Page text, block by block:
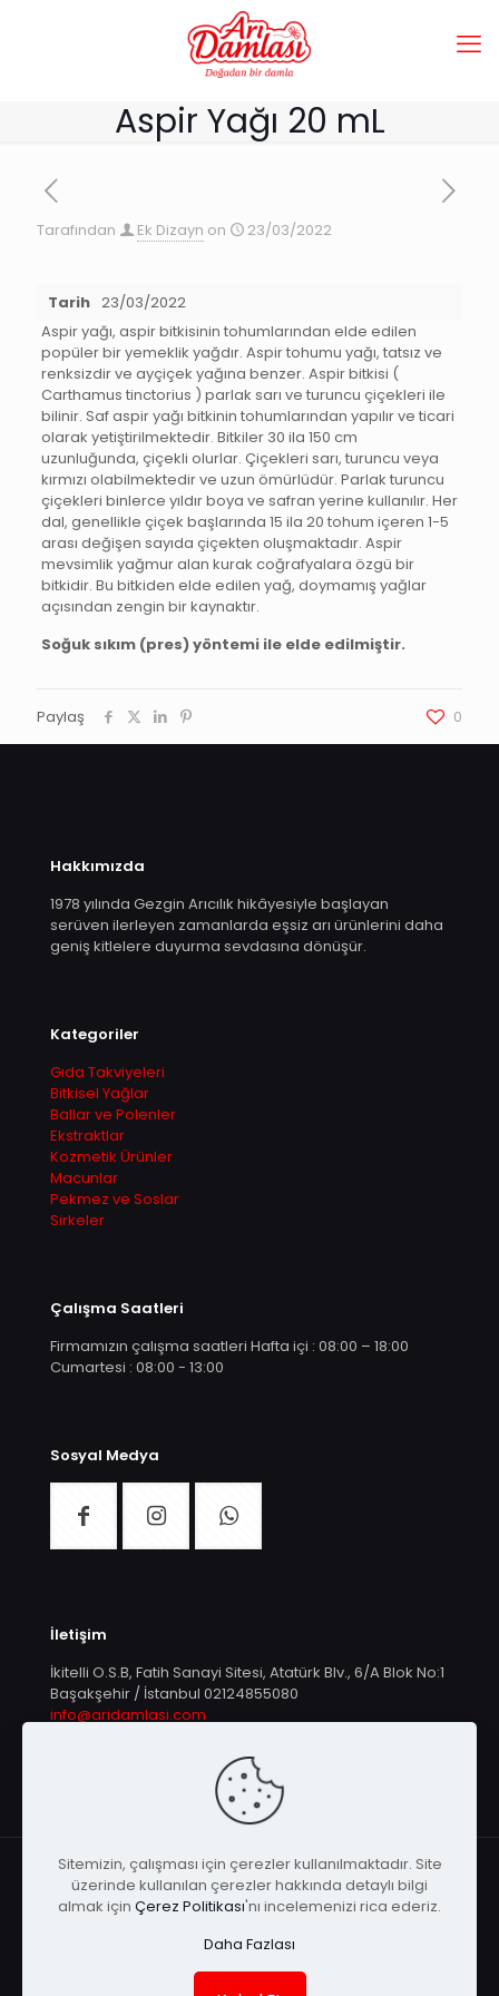
Aspir Yağı 20 mL
Tarafından Ek Dizayn on 23/03/2022
Tarih 23/03/2022
Aspir yağı, aspir bitkisinin tohumlarından elde edilen
popüler bir yemeklik yağdır. Aspir tohumu yağı, tatsız ve
renksizdir ve ayçiçek yağına benzer. Aspir bitkisi (
Carthamus tinctorius ) parlak sarı ve turuncu çiçekleri ile
bilinir. Saf aspir yağı bitkinin tohumlarından yapılır ve ticari
olarak yetiştirilmektedir. Bitkiler 30 ila 150 cm
uzunluğunda, çiçekli olurlar. Çiçekleri sarı, turuncu veya
kırmızı olabilmektedir ve uzun ömürlüdür. Parlak turuncu
çiçekleri binlerce yıldır boya ve safran yerine kullanılır. Her
dal, genellikle çiçek başlarında 15 ila 20 tohum içeren 1-5
arası değişen sayıda çiçekten oluşmaktadır. Aspir
mevsimlik yağmur alan kurak coğrafyalara özgü bir
bitkidir. Bu bitkiden elde edilen yağ, doymamış yağlar
açısından zengin bir kaynaktır.
Soğuk sıkım (pres) yöntemi ile elde edilmiştir.
Paylaş 0
Hakkımızda
1978 yılında Gezgin Arıcılık hikâyesiyle başlayan
serüven ilerleyen zamanlarda eşsiz arı ürünlerini daha
geniş kitlelere duyurma sevdasına dönüşür.
Kategoriler
Gıda Takviyeleri
Bitkisel Yağlar
Ballar ve Polenler
Ekstraktlar
Kozmetik Ürünler
Macunlar
Pekmez ve Soslar
Sirkeler
Çalışma Saatleri
Firmamızın çalışma saatleri Hafta içi : 08:00 – 18:00
Cumartesi : 08:00 - 13:00
Sosyal Medya
İletişim
İkitelli O.S.B, Fatih Sanayi Sitesi, Atatürk Blv., 6/A Blok No:1
Başakşehir / İstanbul 02124855080
info@aridamlasi.com
Sitemizin, çalışması için çerezler kullanılmaktadır. Site
üzerinde kullanılan çerezler hakkında detaylı bilgi
almak için Çerez Politikası'nı incelemenizi rica ederiz.
Daha Fazlası